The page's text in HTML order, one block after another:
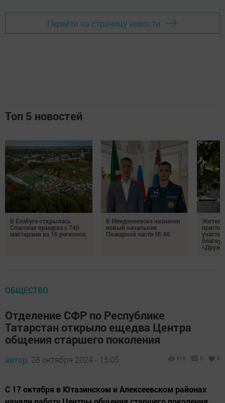
Перейти на страницу новости
Топ 5 новостей
В Елабуге открылась
Спасская ярмарка с 740
мастерами из 16 регионов
В Менделеевске назначен
новый начальник
Пожарной части № 86
ОБЩЕСТВО
Отделение СФР по Республике
Татарстан открыло ещедва Центра
общения старшего поколения
автор, 28 октября 2024 - 15:05 618 0 0
С 17 октября в Ютазинском и Алексеевском районах